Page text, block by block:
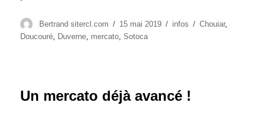
Auteur
Bertrand sitercl.com
Publié
le
15 mai 2019 Catégories
infos Étiquettes
Chouiar,
Doucouré, Duverne, mercato,Sotoca
Un mercato déjà avancé !